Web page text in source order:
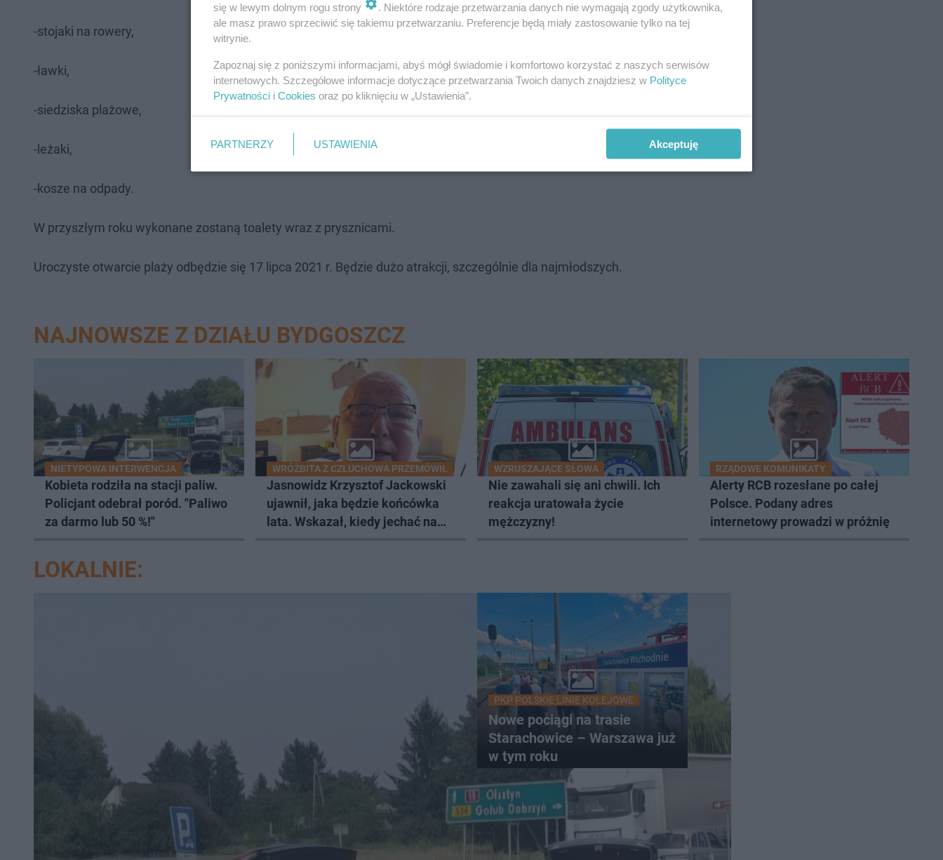
-stojaki na rowery,
-ławki,
-siedziska plażowe,
-leżaki,
-kosze na odpady.
W przyszłym roku wykonane zostaną toalety wraz z prysznicami.
Uroczyste otwarcie plaży odbędzie się 17 lipca 2021 r. Będzie dużo atrakcji, szczególnie dla najmłodszych.
NAJNOWSZE Z DZIAŁU BYDGOSZCZ
NIETYPOWA INTERWENCJA
Kobieta rodziła na stacji paliw.
Policjant odebrał poród. "Paliwo
za darmo lub 50 %!"
WRÓŻBITA Z CZŁUCHOWA PRZEMÓWIŁ
Jasnowidz Krzysztof Jackowski
ujawnił, jaka będzie końcówka
lata. Wskazał, kiedy jechać na
WZRUSZAJĄCE SŁOWA
Nie zawahali się ani chwili. Ich
reakcja uratowała życie
mężczyzny!
RZĄDOWE KOMUNIKATY
Alerty RCB rozesłane po całej
Polsce. Podany adres
internetowy prowadzi w próżnię
LOKALNIE:
PKP POLSKIE LINIE KOLEJOWE
Nowe pociągi na trasie
Starachowice – Warszawa już
w tym roku
się w lewym dolnym rogu strony
. Niektóre rodzaje przetwarzania danych nie wymagają zgody użytkownika,
ale masz prawo sprzeciwić się takiemu przetwarzaniu. Preferencje będą miały zastosowanie tylko na tej
witrynie.
Zapoznaj się z poniższymi informacjami, abyś mógł świadomie i komfortowo korzystać z naszych serwisów
internetowych. Szczegółowe informacje dotyczące przetwarzania Twoich danych znajdziesz w Polityce
Prywatności i Cookies oraz po kliknięciu w „Ustawienia”.
PARTNERZY USTAWIENIA Akceptuję